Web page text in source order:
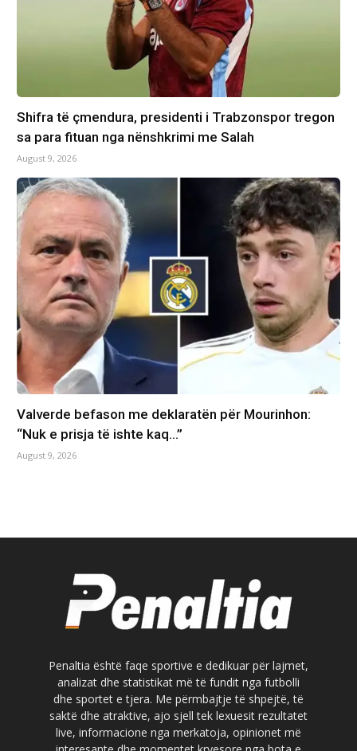
Shifra të çmendura, presidenti i Trabzonspor tregon
sa para fituan nga nënshkrimi me Salah
August 9, 2026
Valverde befason me deklaratën për Mourinhon:
“Nuk e prisja të ishte kaq…”
August 9, 2026
Penaltia është faqe sportive e dedikuar për lajmet,
analizat dhe statistikat më të fundit nga futbolli
dhe sportet e tjera. Me përmbajtje të shpejtë, të
saktë dhe atraktive, ajo sjell tek lexuesit rezultatet
live, informacione nga merkatoja, opinionet më